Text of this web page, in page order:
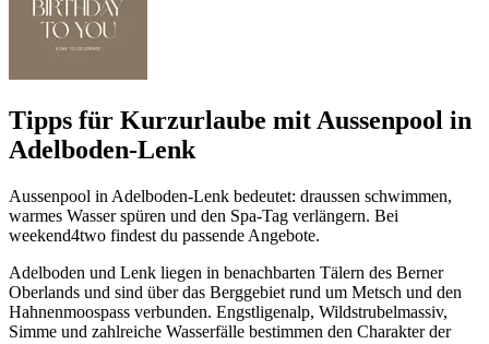
Tipps für Kurzurlaube mit Aussenpool in
Adelboden-Lenk
Aussenpool in Adelboden-Lenk bedeutet: draussen schwimmen,
warmes Wasser spüren und den Spa-Tag verlängern. Bei
weekend4two findest du passende Angebote.
Adelboden und Lenk liegen in benachbarten Tälern des Berner
Oberlands und sind über das Berggebiet rund um Metsch und den
Hahnenmoospass verbunden. Engstligenalp, Wildstrubelmassiv,
Simme und zahlreiche Wasserfälle bestimmen den Charakter der